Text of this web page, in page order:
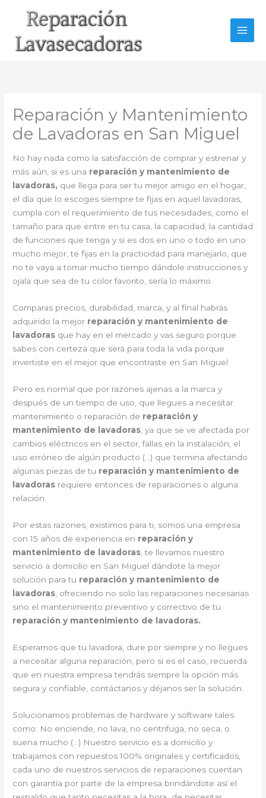
Reparación y Mantenimiento
de Lavadoras en San Miguel
No hay nada como la satisfacción de comprar y estrenar y
más aún, si es una reparación y mantenimiento de
lavadoras, que llega para ser tu mejor amigo en el hogar,
el día que lo escoges siempre te fijas en aquel lavadoras,
cumpla con el requerimiento de tus necesidades, como el
tamaño para que entre en tu casa, la capacidad, la cantidad
de funciones que tenga y si es dos en uno o todo en uno
mucho mejor, te fijas en la practicidad para manejarlo, que
no te vaya a tomar mucho tiempo dándole instrucciones y
ojala que sea de tu color favorito, sería lo máximo.
Comparas precios, durabilidad, marca, y al final habrás
adquirido la mejor reparación y mantenimiento de
lavadoras que hay en el mercado y vas seguro porque
sabes con certeza que será para toda la vida porque
invertiste en el mejor que encontraste en San Miguel
Pero es normal que por razones ajenas a la marca y
después de un tiempo de uso, que llegues a necesitar
mantenimiento o reparación de reparación y
mantenimiento de lavadoras , ya que se ve afectada por
cambios eléctricos en el sector, fallas en la instalación, el
uso erróneo de algún producto (…) que termina afectando
algunas piezas de tu reparación y mantenimiento de
lavadoras requiere entonces de reparaciones o alguna
relación.
Por estas razones, existimos para ti, somos una empresa
con 15 años de experiencia en reparación y
mantenimiento de lavadoras , te llevamos nuestro
servicio a domicilio en San Miguel dándote la mejor
solución para tu reparación y mantenimiento de
lavadoras , ofreciendo no solo las reparaciones necesarias
sino el mantenimiento preventivo y correctivo de tu
reparación y mantenimiento de lavadoras.
Esperamos que tu lavadora, dure por siempre y no llegues
a necesitar alguna reparación, pero si es el caso, recuerda
que en nuestra empresa tendrás siempre la opción más
segura y confiable, contáctanos y déjanos ser la solución.
Solucionamos problemas de hardware y software tales
como: No enciende, no lava, no centrifuga, no seca, o
suena mucho (…) Nuestro servicio es a domicilio y
trabajamos con repuestos 100% originales y certificados,
cada uno de nuestros servicios de reparaciones cuentan
con garantía por parte de la empresa brindándote así el